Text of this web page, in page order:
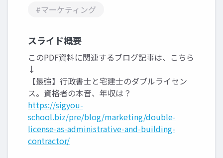
#マーケティング
スライド概要
このPDF資料に関連するブログ記事は、こちら
↓
【最強】行政書士と宅建士のダブルライセン
ス。資格者の本音、年収は？
https://sigyou-
school.biz/pre/blog/marketing/double-
license-as-administrative-and-building-
contractor/